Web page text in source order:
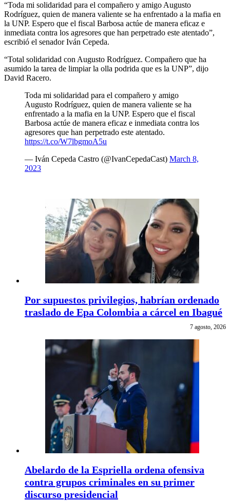
“Toda mi solidaridad para el compañero y amigo Augusto
Rodríguez, quien de manera valiente se ha enfrentado a la mafia en
la UNP. Espero que el fiscal Barbosa actúe de manera eficaz e
inmediata contra los agresores que han perpetrado este atentado”,
escribió el senador Iván Cepeda.
“Total solidaridad con Augusto Rodríguez. Compañero que ha
asumido la tarea de limpiar la olla podrida que es la UNP”, dijo
David Racero.
Toda mi solidaridad para el compañero y amigo
Augusto Rodríguez, quien de manera valiente se ha
enfrentado a la mafia en la UNP. Espero que el fiscal
Barbosa actúe de manera eficaz e inmediata contra los
agresores que han perpetrado este atentado.
https://t.co/W7lbgmoA5u
— Iván Cepeda Castro (@IvanCepedaCast) March 8,
2023
Por supuestos privilegios, habrían ordenado
traslado de Epa Colombia a cárcel en Ibagué
7 agosto, 2026
Abelardo de la Espriella ordena ofensiva
contra grupos criminales en su primer
discurso presidencial